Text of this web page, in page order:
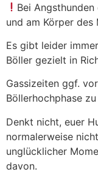
Bei
und am Körper des
Es gibt leider
Böller gezielt in
Gassizeiten ggf.
Böllerhochphase
Denkt nicht, euer
normalerweise
unglücklicher
davon.